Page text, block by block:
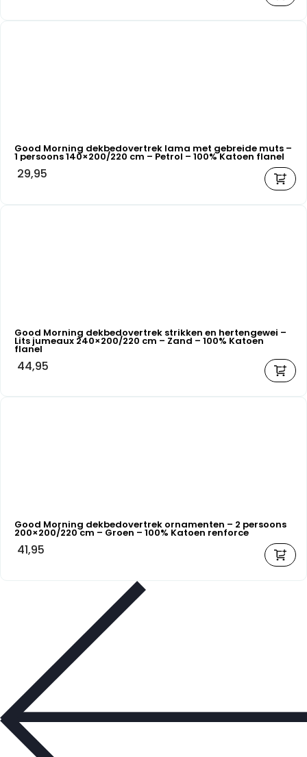
Good Morning dekbedovertrek lama met gebreide muts –
1 persoons 140×200/220 cm – Petrol – 100% Katoen flanel
29,95
Good Morning dekbedovertrek strikken en hertengewei –
Lits jumeaux 240×200/220 cm – Zand – 100% Katoen
flanel
44,95
Good Morning dekbedovertrek ornamenten – 2 persoons
200×200/220 cm – Groen – 100% Katoen renforce
41,95